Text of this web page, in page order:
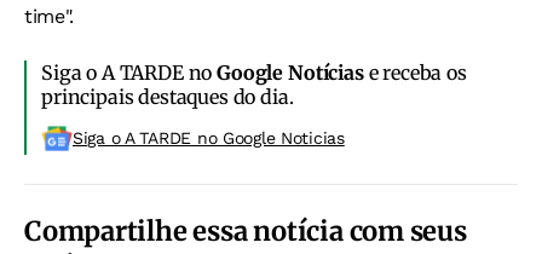
time".
Siga o A TARDE noGoogle Notíciase receba os
principais destaques do dia.
Siga o A TARDE no Google Noticias
Compartilhe essa notícia com seus